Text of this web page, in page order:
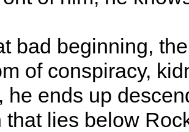
bad beginning,
of conspiracy,
he ends up
that lies below